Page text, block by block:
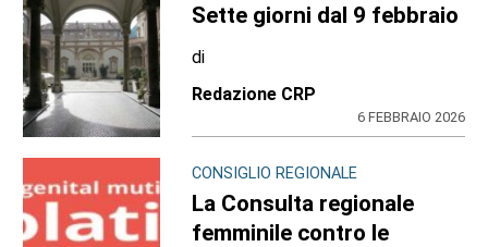
Sette giorni dal 9 febbraio
di
Redazione CRP
6 FEBBRAIO 2026
CONSIGLIO REGIONALE
La Consulta regionale
femminile contro le